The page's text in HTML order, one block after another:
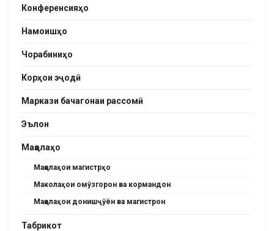
Конференсияҳо
Намоишҳо
Чорабиниҳо
Корҳои эҷодӣ
Маркази бачагонаи рассомӣ
Эълон
Мақолаҳо
Мақолаҳои магистрҳо
Маколаҳои омӯзгорон ва кормандон
Мақолаҳои донишҷӯён ва магистрон
Табрикот